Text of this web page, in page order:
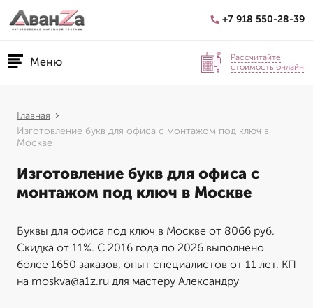
+7 918 550-28-39
Меню
Рассчитайте
стоимость онлайн
Главная
Изготовление букв для офиса с монтажом под ключ в
Москве
Изготовление букв для офиса с
монтажом под ключ в Москве
Буквы для офиса под ключ в Москве от 8066 руб.
Скидка от 11%. С 2016 года по 2026 выполнено
более 1650 заказов, опыт специалистов от 11 лет. КП
на moskva@a1z.ru для мастеру Александру